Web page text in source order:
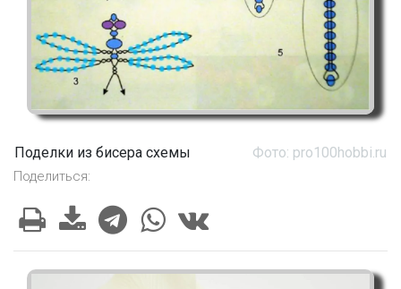
Поделки из бисера схемы Фото: pro100hobbi.ru
Поделиться: